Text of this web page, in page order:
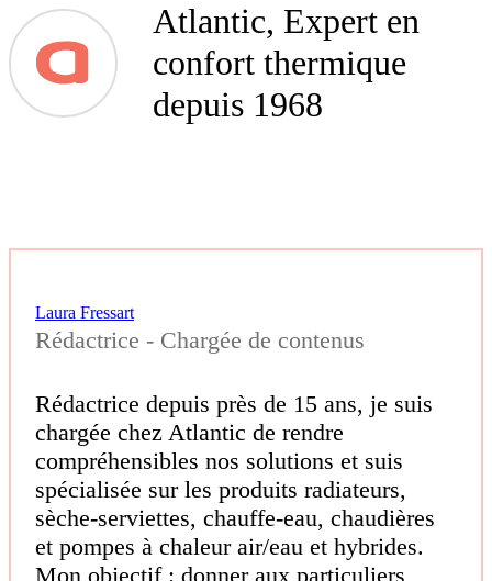
Atlantic, Expert en
confort thermique
depuis 1968
Laura Fressart
Rédactrice - Chargée de contenus
Rédactrice depuis près de 15 ans, je suis
chargée chez Atlantic de rendre
compréhensibles nos solutions et suis
spécialisée sur les produits radiateurs,
sèche-serviettes, chauffe-eau, chaudières
et pompes à chaleur air/eau et hybrides.
Mon objectif : donner aux particuliers